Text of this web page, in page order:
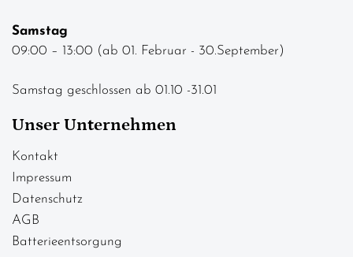
Samstag
09:00 – 13:00 (ab 01. Februar - 30.September)
Samstag geschlossen ab 01.10 -31.01
Unser Unternehmen
Kontakt
Impressum
Datenschutz
AGB
Batterieentsorgung